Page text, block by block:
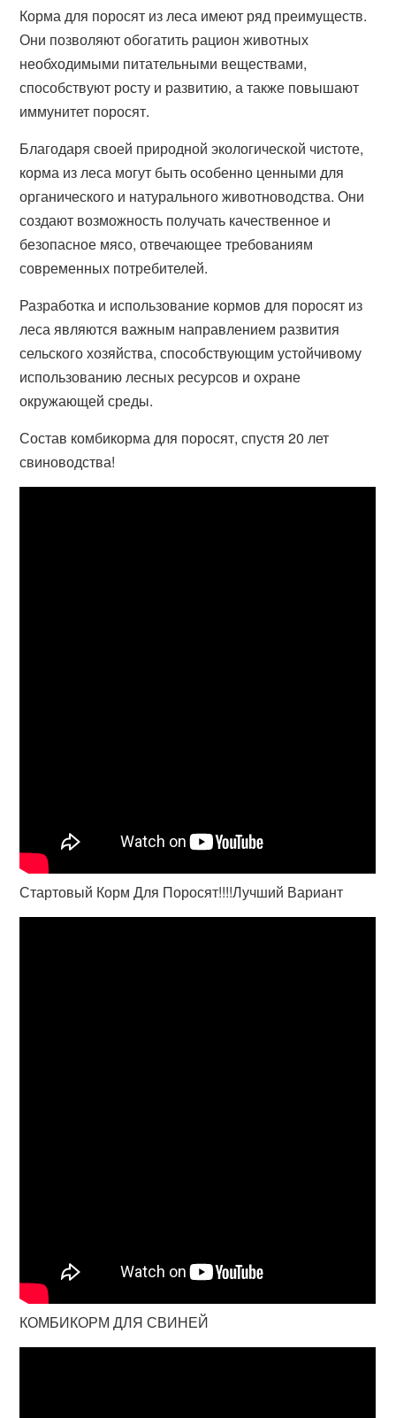
Корма для поросят из леса имеют ряд преимуществ.
Они позволяют обогатить рацион животных
необходимыми питательными веществами,
способствуют росту и развитию, а также повышают
иммунитет поросят.
Благодаря своей природной экологической чистоте,
корма из леса могут быть особенно ценными для
органического и натурального животноводства. Они
создают возможность получать качественное и
безопасное мясо, отвечающее требованиям
современных потребителей.
Разработка и использование кормов для поросят из
леса являются важным направлением развития
сельского хозяйства, способствующим устойчивому
использованию лесных ресурсов и охране
окружающей среды.
Состав комбикорма для поросят, спустя 20 лет
свиноводства!
Стартовый Корм Для Поросят!!!!Лучший Вариант
КОМБИКОРМ ДЛЯ СВИНЕЙ